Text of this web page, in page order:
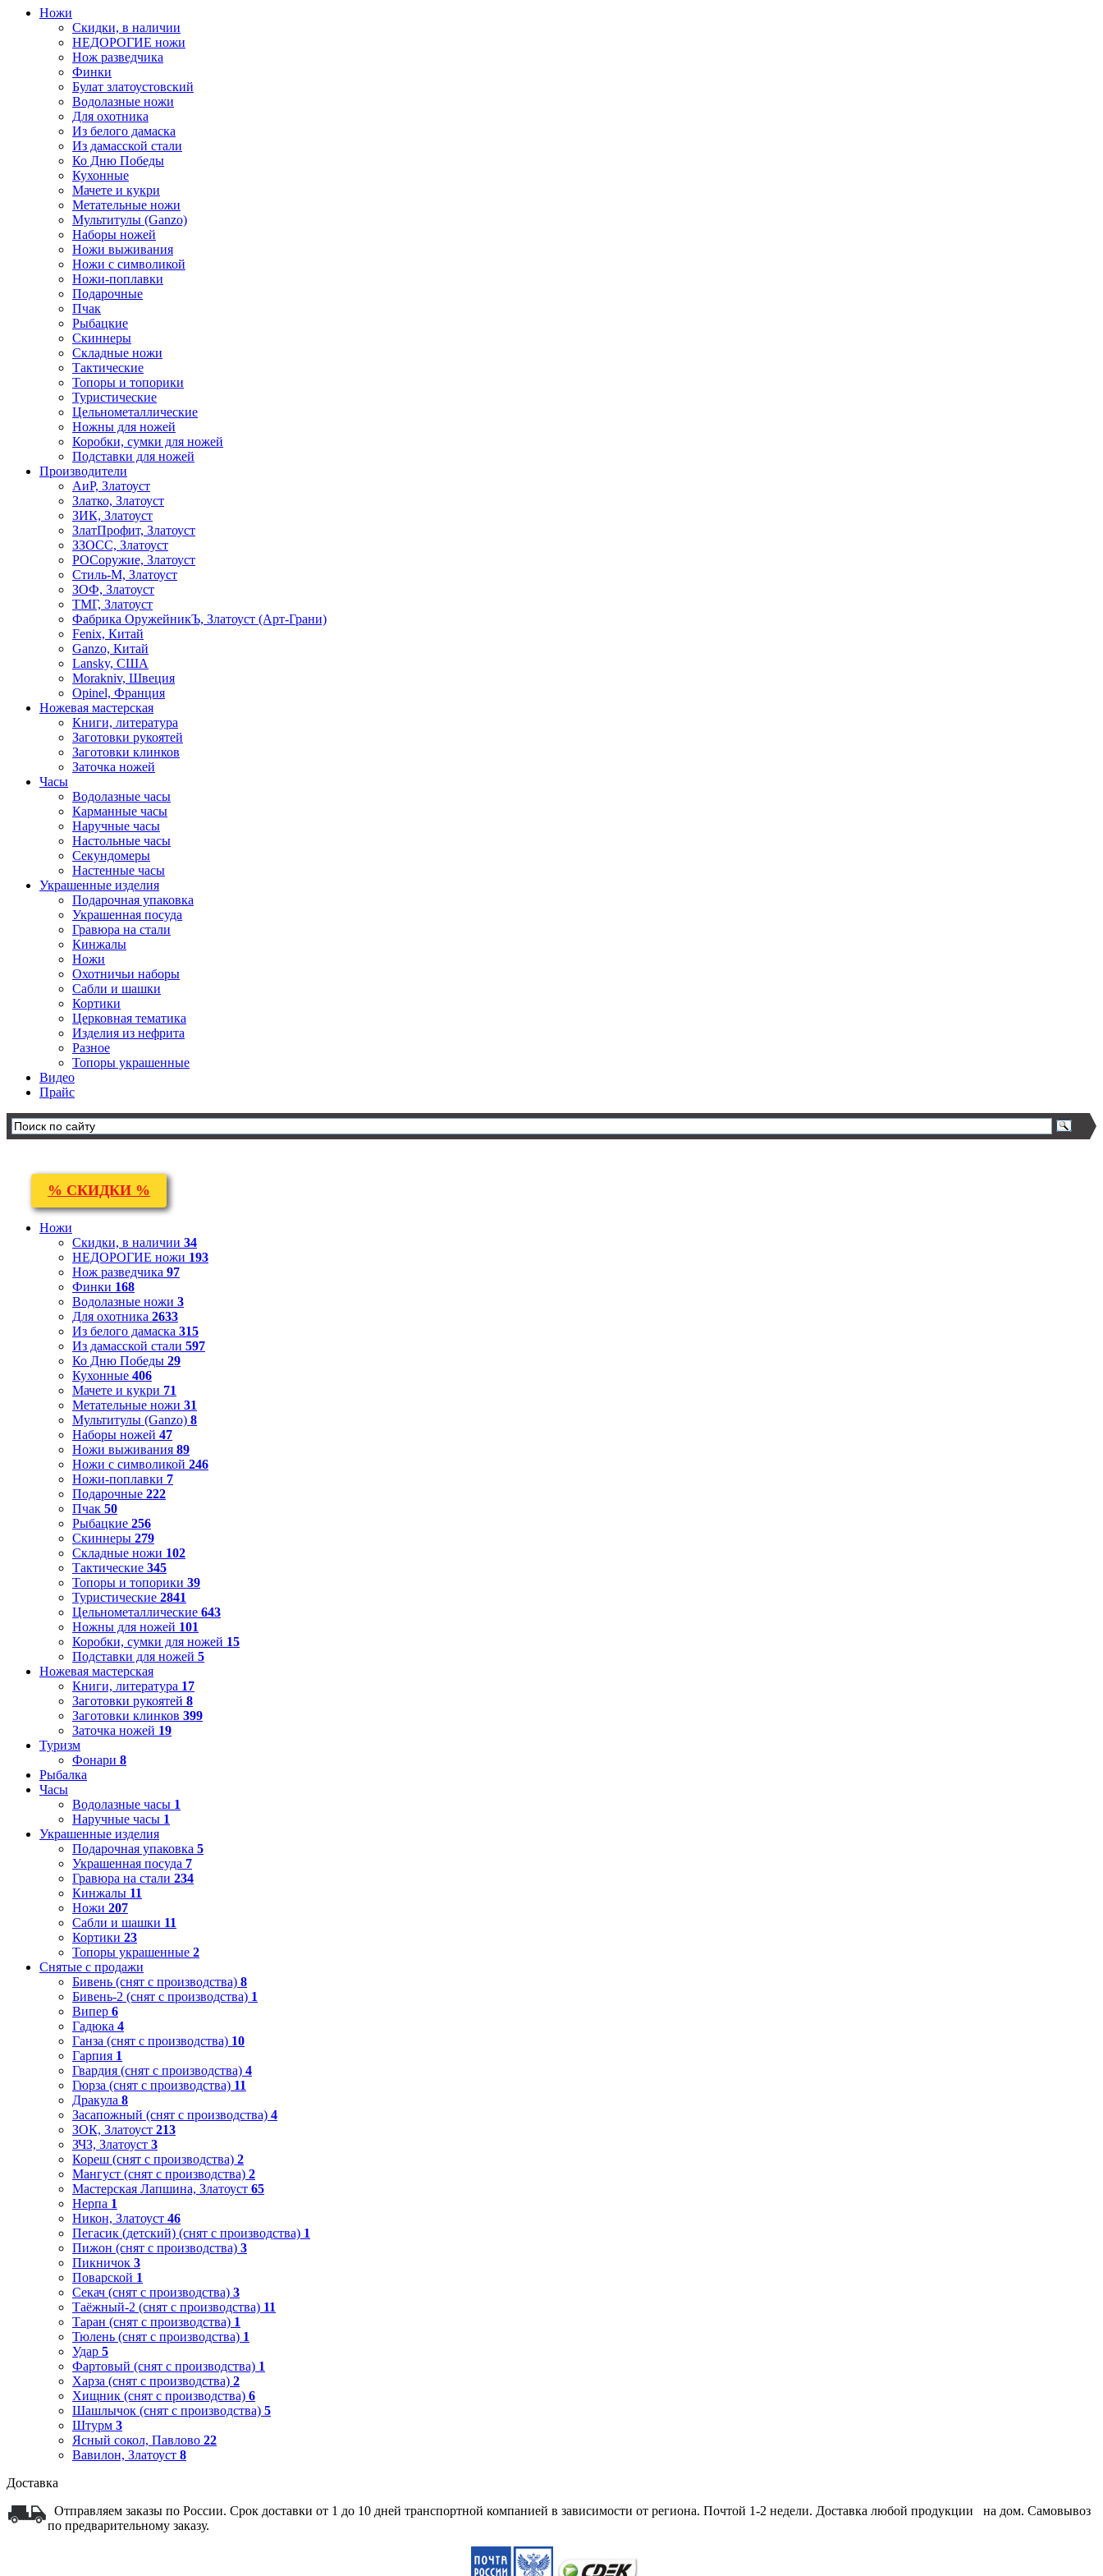
Ножи
Скидки, в наличии
НЕДОРОГИЕ ножи
Нож разведчика
Финки
Булат златоустовский
Водолазные ножи
Для охотника
Из белого дамаска
Из дамасской стали
Ко Дню Победы
Кухонные
Мачете и кукри
Метательные ножи
Мультитулы (Ganzo)
Наборы ножей
Ножи выживания
Ножи с символикой
Ножи-поплавки
Подарочные
Пчак
Рыбацкие
Скиннеры
Складные ножи
Тактические
Топоры и топорики
Туристические
Цельнометаллические
Ножны для ножей
Коробки, сумки для ножей
Подставки для ножей
Производители
АиР, Златоуст
Златко, Златоуст
ЗИК, Златоуст
ЗлатПрофит, Златоуст
ЗЗОСС, Златоуст
РОСоружие, Златоуст
Стиль-М, Златоуст
ЗОФ, Златоуст
ТМГ, Златоуст
Фабрика ОружейникЪ, Златоуст (Арт-Грани)
Fenix, Китай
Ganzo, Китай
Lansky, США
Morakniv, Швеция
Opinel, Франция
Ножевая мастерская
Книги, литература
Заготовки рукоятей
Заготовки клинков
Заточка ножей
Часы
Водолазные часы
Карманные часы
Наручные часы
Настольные часы
Секундомеры
Настенные часы
Украшенные изделия
Подарочная упаковка
Украшенная посуда
Гравюра на стали
Кинжалы
Ножи
Охотничьи наборы
Сабли и шашки
Кортики
Церковная тематика
Изделия из нефрита
Разное
Топоры украшенные
Видео
Прайс
% СКИДКИ %
Ножи
Скидки, в наличии 34
НЕДОРОГИЕ ножи 193
Нож разведчика 97
Финки 168
Водолазные ножи 3
Для охотника 2633
Из белого дамаска 315
Из дамасской стали 597
Ко Дню Победы 29
Кухонные 406
Мачете и кукри 71
Метательные ножи 31
Мультитулы (Ganzo) 8
Наборы ножей 47
Ножи выживания 89
Ножи с символикой 246
Ножи-поплавки 7
Подарочные 222
Пчак 50
Рыбацкие 256
Скиннеры 279
Складные ножи 102
Тактические 345
Топоры и топорики 39
Туристические 2841
Цельнометаллические 643
Ножны для ножей 101
Коробки, сумки для ножей 15
Подставки для ножей 5
Ножевая мастерская
Книги, литература 17
Заготовки рукоятей 8
Заготовки клинков 399
Заточка ножей 19
Туризм
Фонари 8
Рыбалка
Часы
Водолазные часы 1
Наручные часы 1
Украшенные изделия
Подарочная упаковка 5
Украшенная посуда 7
Гравюра на стали 234
Кинжалы 11
Ножи 207
Сабли и шашки 11
Кортики 23
Топоры украшенные 2
Снятые с продажи
Бивень (снят с производства) 8
Бивень-2 (снят с производства) 1
Випер 6
Гадюка 4
Ганза (снят с производства) 10
Гарпия 1
Гвардия (снят с производства) 4
Гюрза (снят с производства) 11
Дракула 8
Засапожный (снят с производства) 4
ЗОК, Златоуст 213
ЗЧЗ, Златоуст 3
Кореш (снят с производства) 2
Мангуст (снят с производства) 2
Мастерская Лапшина, Златоуст 65
Нерпа 1
Никон, Златоуст 46
Пегасик (детский) (снят с производства) 1
Пижон (снят с производства) 3
Пикничок 3
Поварской 1
Секач (снят с производства) 3
Таёжный-2 (снят с производства) 11
Таран (снят с производства) 1
Тюлень (снят с производства) 1
Удар 5
Фартовый (снят с производства) 1
Харза (снят с производства) 2
Хищник (снят с производства) 6
Шашлычок (снят с производства) 5
Штурм 3
Ясный сокол, Павлово 22
Вавилон, Златоуст 8
Доставка
Отправляем заказы по России. Срок доставки от 1 до 10 дней транспортной компанией в зависимости от региона. Почтой 1-2 недели. Доставка любой продукции на дом. Самовывоз
по предварительному заказу.